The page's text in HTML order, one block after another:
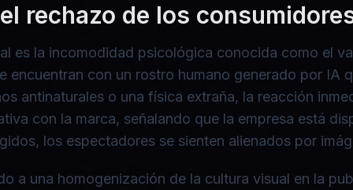
rechazo de los
es la incomodidad psicológica conocida como el
con un rostro humano generado por IA
antinaturales o una física extraña, la reacción
con la marca, señalando que la empresa está
los espectadores se sienten alienados por
a una homogenización de la cultura visual en la